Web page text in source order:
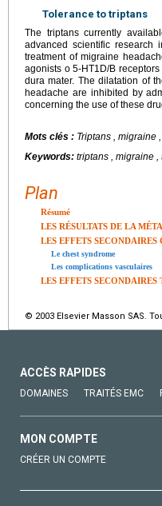
Tolerance to triptans
The triptans currently
advanced scientific research
treatment of migraine
agonists o 5-HT1D/B
dura mater. The dilatation of
headache are inhibited by
concerning the use of these
Mots clés : Triptans , migraine
Keywords: triptans , migraine ,
Plan
Résumé
LES RÉSULTATS DE LA
LES EFFETS
Le chest syndrome
Les complications vasculaires
LES EFFETS
© 2003 Elsevier Masson SAS.
ACCÈS RAPIDES
DOMAINES TRAITÉS EMC
MON COMPTE
CRÉER UN COMPTE